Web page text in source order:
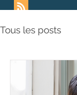
Tous les posts
Les Piliers